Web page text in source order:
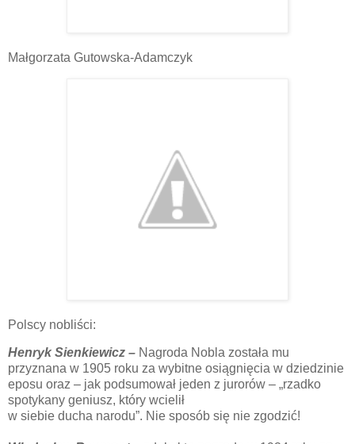
Małgorzata Gutowska-Adamczyk
Polscy nobliści:
Henryk Sienkiewicz – Nagroda Nobla została mu
przyznana w 1905 roku za wybitne osiągnięcia w dziedzinie
eposu oraz – jak podsumował jeden z jurorów – „rzadko
spotykany geniusz, który wcielił
w siebie ducha narodu”. Nie sposób się nie zgodzić!